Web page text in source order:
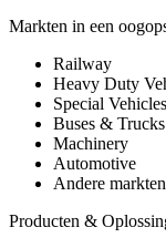
Markten in een
Railway
Heavy Duty
Special Vehicles
Buses & Trucks
Machinery
Automotive
Andere markten
Producten &